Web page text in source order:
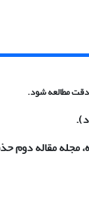
مطالعه شود.
مجله مقاله دوم